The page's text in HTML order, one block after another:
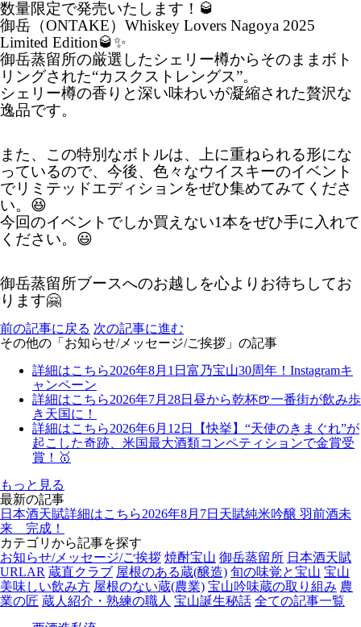
数量限定で発売いたします！🥃
御岳（ONTAKE）Whiskey Lovers Nagoya 2025
Limited Edition🥃✨
御岳蒸留所の厳選したシェリー樽からそのままボト
リングされた“カスクストレングス”。
シェリー樽の香りと深い味わいが凝縮された贅沢な
逸品です。
また、この特別なボトルは、上に重ねられる形にな
っているので、今後、色々なウイスキーのイベント
でリミテッドエディションをぜひ集めてみてくださ
い。😆
今回のイベントでしか買えない1本をぜひ手に入れて
ください。😃
御岳蒸留所ブースへのお越しを心よりお待ちしてお
ります🤗
前の記事に戻る 次の記事に進む
その他の「お知らせ/メッセージ/ご挨拶」の記事
詳細はこちら2026年8月1日 富乃宝山30周年！Instagramキ
ャンペーン
詳細はこちら2026年7月28日 昼から乾杯🍺一番街が飲み歩
き天国に！
詳細はこちら2026年6月12日
【快挙】“天使のきまぐれ”が
起こした奇跡、米国最大酒類コンペティションで金賞受
賞！🥇
もっと見る
最新の記事
日本酒天賦詳細はこちら2026年8月7日 天賦純米吟醸 羽前酒未
来 完成！
カテゴリから記事を探す
お知らせ/メッセージ/ご挨拶 焼酎宝山 御岳蒸留所 日本酒天賦
URLAR 蔵直クラブ 屋根のある蔵(醸造) 旬の味覚と宝山 宝山
美味しい飲み方 屋根のない蔵(農業) 宝山吟味蔵の取り組み 農
業の匠 蔵人紹介・熟練の職人 宝山誕生秘話 全ての記事一覧